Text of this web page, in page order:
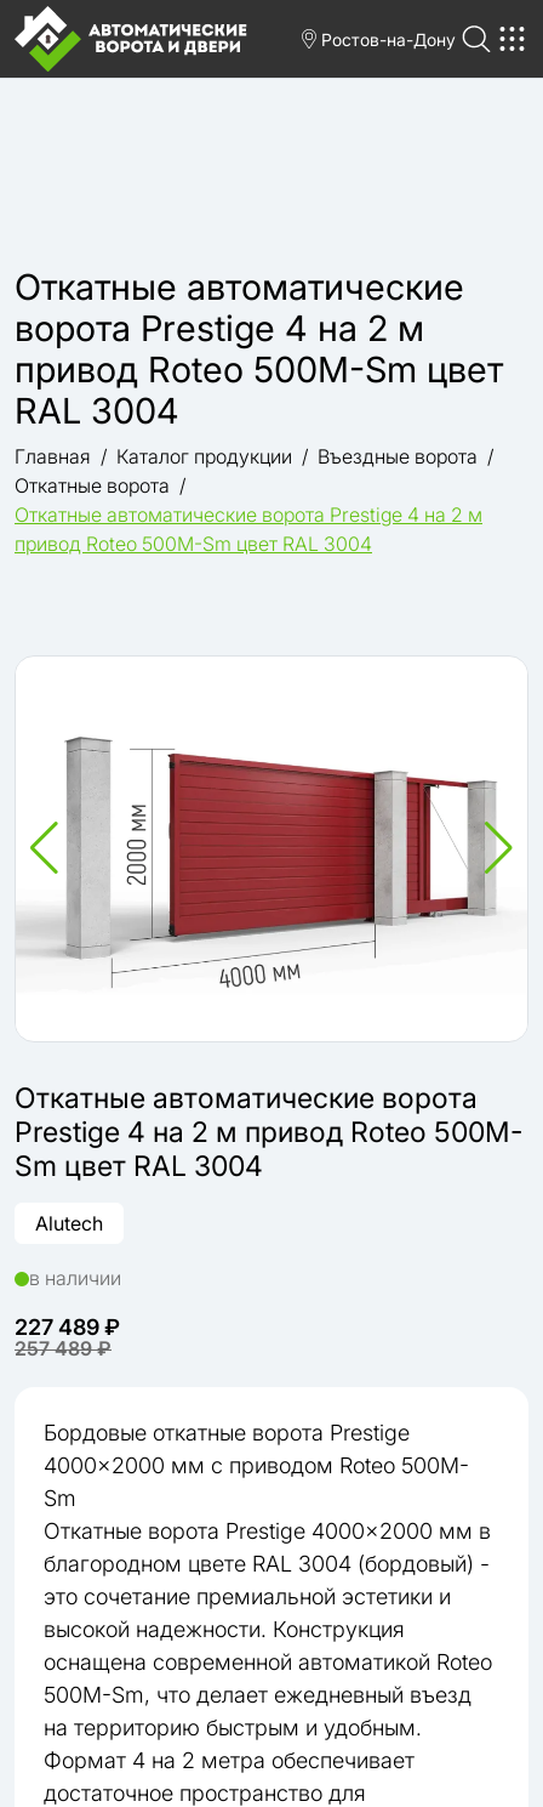
Ростов-на-Дону
Откатные автоматические
ворота Prestige 4 на 2 м
привод Roteo 500M-Sm цвет
RAL 3004
Главная Каталог продукции
Въездные ворота
Откатные ворота
Откатные автоматические ворота Prestige 4 на 2 м
привод Roteo 500M-Sm цвет RAL 3004
Откатные автоматические ворота
Prestige 4 на 2 м привод Roteo 500M-
Sm цвет RAL 3004
Alutech
в наличии
227 489 ₽
257 489 ₽
Бордовые откатные ворота Prestige
4000×2000 мм с приводом Roteo 500M-
Sm
Откатные ворота Prestige 4000×2000 мм в
благородном цвете RAL 3004 (бордовый) -
это сочетание премиальной эстетики и
высокой надежности. Конструкция
оснащена современной автоматикой Roteo
500M-Sm, что делает ежедневный въезд
на территорию быстрым и удобным.
Формат 4 на 2 метра обеспечивает
достаточное пространство для